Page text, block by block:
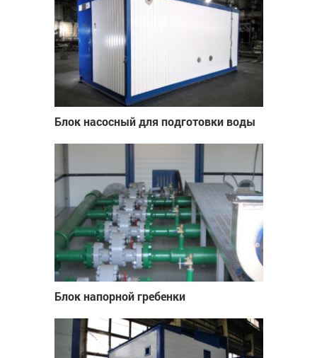
Блок насосный для подготовки воды
Блок напорной гребенки